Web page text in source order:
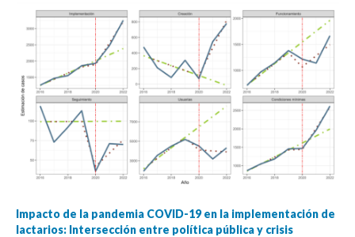
Impacto de la pandemia COVID-19 en la implementación de
lactarios: Intersección entre política pública y crisis